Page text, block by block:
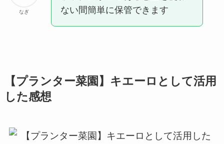
なぎ
ない間簡単に保管できます
【プランター菜園】キエーロとして活用
した感想